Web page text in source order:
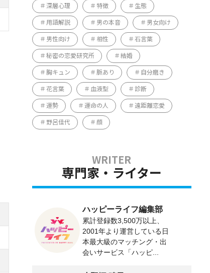
深層心理 特徴 生態
用語解説 男の本音 男女向け
男性向け 相性 石言葉
秘密の恋愛研究所 結婚
胸キュン 脈あり 自分磨き
花言葉 血液型 診断
運勢 運命の人 遠距離恋愛
野呂佳代 顔
専門家・ライター
ハッピーライフ編集部
累計登録数3,500万以上、
2001年より運営している日
本最大級のマッチング・出
会いサービス「ハッピ...